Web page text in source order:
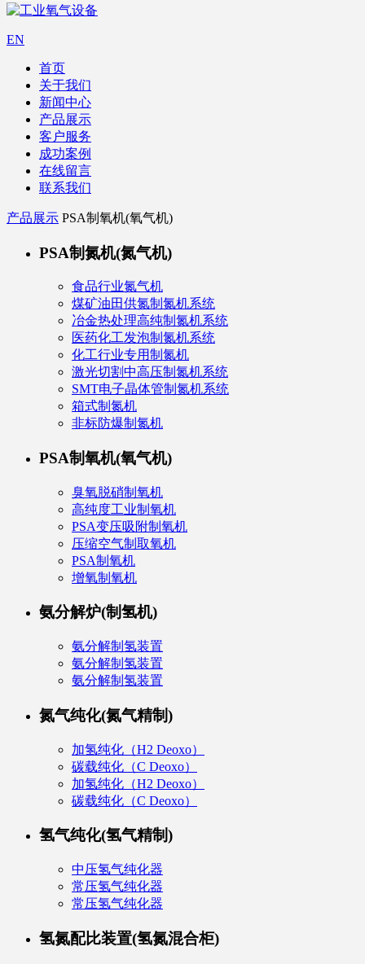
EN
首页
关于我们
新闻中心
产品展示
客户服务
成功案例
在线留言
联系我们
产品展示 PSA制氧机(氧气机)
PSA制氮机(氮气机)
食品行业氮气机
煤矿油田供氮制氮机系统
冶金热处理高纯制氮机系统
医药化工发泡制氮机系统
化工行业专用制氮机
激光切割中高压制氮机系统
SMT电子晶体管制氮机系统
箱式制氮机
非标防爆制氮机
PSA制氧机(氧气机)
臭氧脱硝制氧机
高纯度工业制氧机
PSA变压吸附制氧机
压缩空气制取氧机
PSA制氧机
增氧制氧机
氨分解炉(制氢机)
氨分解制氢装置
氨分解制氢装置
氨分解制氢装置
氮气纯化(氮气精制)
加氢纯化（H2 Deoxo）
碳载纯化（C Deoxo）
加氢纯化（H2 Deoxo）
碳载纯化（C Deoxo）
氢气纯化(氢气精制)
中压氢气纯化器
常压氢气纯化器
常压氢气纯化器
氢氮配比装置(氢氮混合柜)